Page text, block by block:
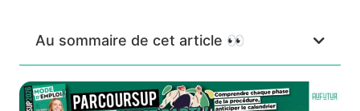
Au sommaire de cet article 👀